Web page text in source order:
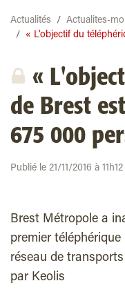
Actualités
Actualites-
« L’objectif du
«
de Brest
675 000
Publié le 21/11/2016 à
Brest Métropole a
premier téléphérique
réseau de
par Keolis